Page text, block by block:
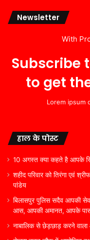
Newsletter
With
Subscribe
to get
Lorem ipsum
हाल के पोस्ट
10 अगस्त क्या कहते है आपके
शहीद परिवार को तिरंगा एवं
पांडेय
बिलासपुर पुलिस सदैव आपकी
आस, आपकी अमानत, आपके
नाबालिक से छेड़छाड़ करने वाला